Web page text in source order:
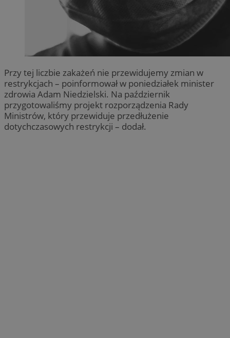
Przy tej liczbie zakażeń nie przewidujemy zmian w
restrykcjach – poinformował w poniedziałek minister
zdrowia Adam Niedzielski. Na październik
przygotowaliśmy projekt rozporządzenia Rady
Ministrów, który przewiduje przedłużenie
dotychczasowych restrykcji – dodał.